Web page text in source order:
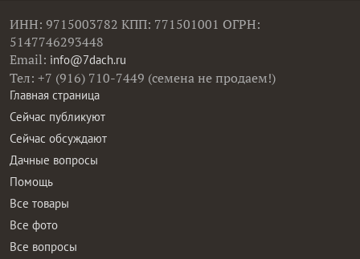
ИНН: 9715003782 КПП: 771501001 ОГРН:
5147746293448
Email: info@7dach.ru
Тел: +7 (916) 710-7449 (семена не продаем!)
Главная страница
Сейчас публикуют
Сейчас обсуждают
Дачные вопросы
Помощь
Все товары
Все фото
Все вопросы